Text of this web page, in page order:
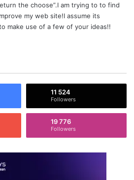
:the choose”.I am trying to to find
my web site!I assume its
make use of a few of your ideas!!
11 524
Followers
19 776
Followers